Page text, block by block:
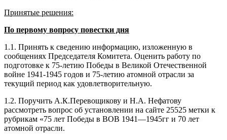
Принятые решения:
По первому вопросу повестки дня
1.1. Принять к сведению информацию, изложенную в
сообщениях Председателя Комитета. Оценить работу по
подготовке к 75-летию Победы в Великой Отечественной
войне 1941-1945 годов и 75-летию атомной отрасли за
текущий период как удовлетворительную.
1.2. Поручить А.К.Перевощикову и Н.А. Нефатову
рассмотреть вопрос об установлении на сайте 25525 метки к
рубрикам «75 лет Победы в ВОВ 1941—1945гг и 70 лет
атомной отрасли.